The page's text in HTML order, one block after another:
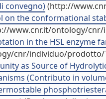
convegno)(http://
the conformational
www.cnr.it/ontology/
in the HSL enzyme
cnr/individuo/prodotto/
as Source of
(Contributo in